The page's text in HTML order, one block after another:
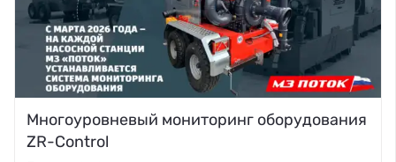
Многоуровневый мониторинг оборудования
ZR-Control